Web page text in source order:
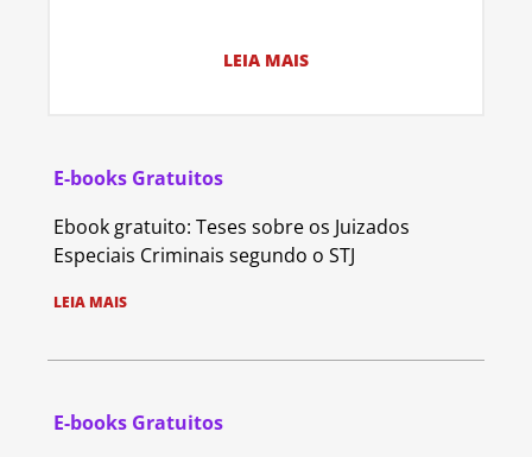
LEIA MAIS
E-books Gratuitos
Ebook gratuito: Teses sobre os Juizados
Especiais Criminais segundo o STJ
LEIA MAIS
E-books Gratuitos